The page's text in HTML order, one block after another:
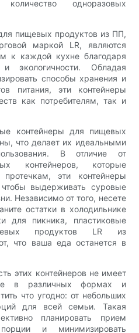
одноразовых
пищевых продуктов из ПП,
маркой LR, являются
к каждой кухне благодаря
экологичности. Обладая
способы хранения и
питания, эти контейнеры
как потребителям, так и
контейнеры для пищевых
что делает их идеальными
В отличие от
контейнеров, которые
эти контейнеры
выдерживать суровые
Независимо от того, несете
остатки в холодильнике
для пикника, пластиковые
продуктов LR из
что ваша еда останется в
этих контейнеров не имеет
в различных формах и
что угодно: от небольших
для всей семьи. Такая
планировать прием
и минимизировать